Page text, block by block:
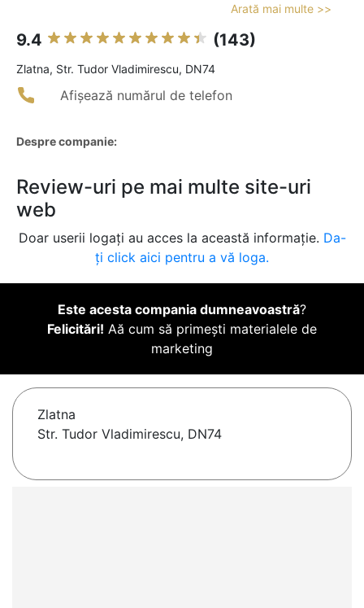
Arată mai multe >>
9.4 (143)
Zlatna, Str. Tudor Vladimirescu, DN74
Afișează numărul de telefon
Despre companie:
Review-uri pe mai multe site-uri
web
Doar userii logați au acces la această informație. Da-
ți click aici pentru a vă loga.
Este acesta compania dumneavoastră?
Felicitări! Aă cum să primești materialele de
marketing
Zlatna
Str. Tudor Vladimirescu, DN74